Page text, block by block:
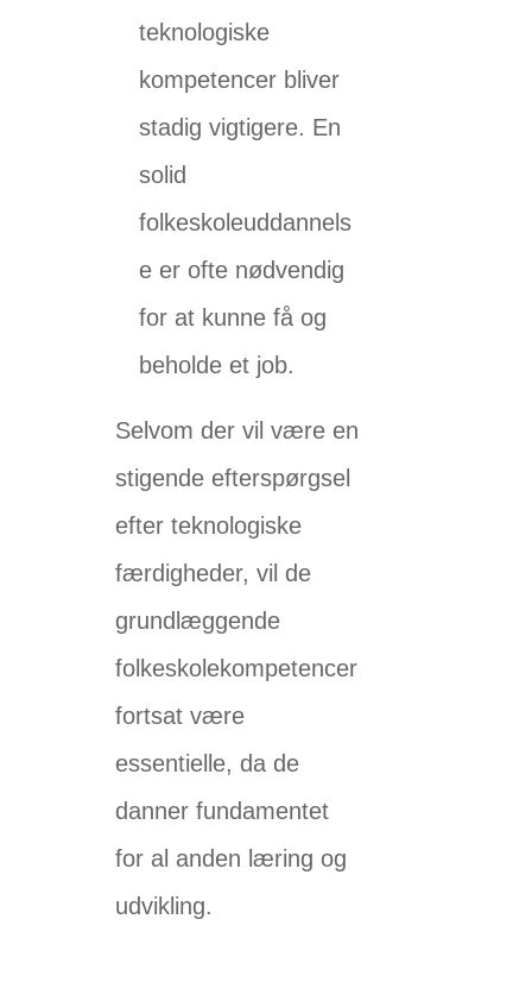
teknologiske
kompetencer bliver
stadig vigtigere. En
solid
folkeskoleuddannels
e er ofte nødvendig
for at kunne få og
beholde et job.
Selvom der vil være en
stigende efterspørgsel
efter teknologiske
færdigheder, vil de
grundlæggende
folkeskolekompetencer
fortsat være
essentielle, da de
danner fundamentet
for al anden læring og
udvikling.